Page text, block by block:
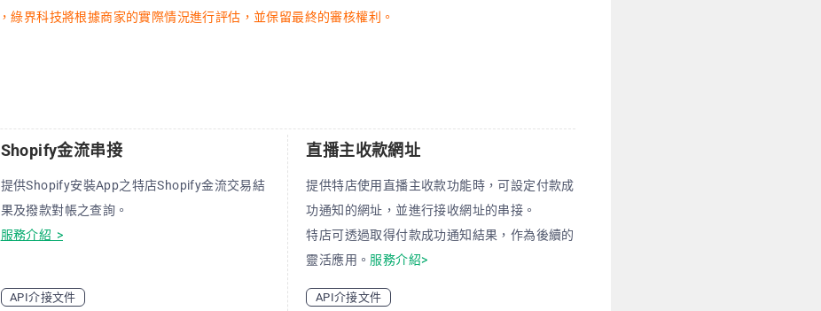
，綠界科技將根據商家的實際情況進行評估，並保留最終的審核權利。
Shopify金流串接
提供Shopify安裝App之特店Shopify金流交易結
果及撥款對帳之查詢。
服務介紹 >
API介接文件
直播主收款網址
提供特店使用直播主收款功能時，可設定付款成
功通知的網址，並進行接收網址的串接。
特店可透過取得付款成功通知結果，作為後續的
靈活應用。 服務介紹>
API介接文件